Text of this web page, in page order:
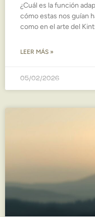
¿Cuál es la función
cómo estas nos guían
como en el arte del
LEER MÁS »
05/02/2026